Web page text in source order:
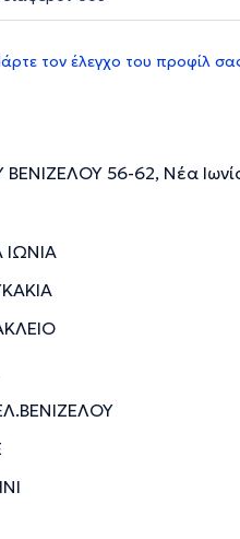
τον έλεγχο του προφίλ
56-62, Νέα
ΙΩΝΙΑ